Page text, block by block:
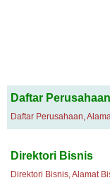
Daftar Perusahaan
Daftar Perusahaan,
Direktori Bisnis
Direktori Bisnis, Alamat